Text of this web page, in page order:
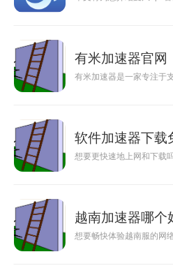
有米加速器官网
有米加速器是一家专注于
软件加速器下载
想要更快速地上网和下载
越南加速器哪个
想要畅快体验越南服的网